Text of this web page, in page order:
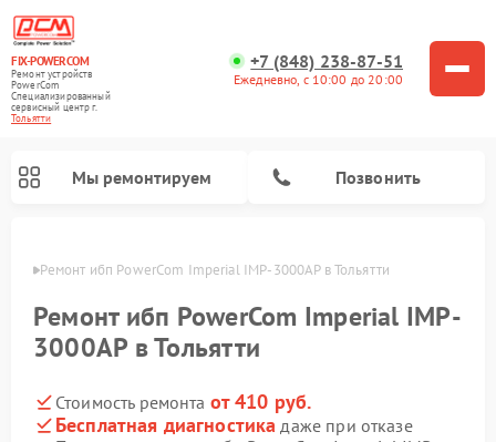
FIX-POWERCOM
Ремонт устройств
PowerCom
Специализированный
cервисный центр г.
Тольятти
+7 (848) 238-87-51
Ежедневно, с 10:00 до 20:00
Мы ремонтируем Позвонить
Ремонт ибп PowerCom Imperial IMP-3000AP в Тольятти
Ремонт ибп PowerCom Imperial IMP-
3000AP в Тольятти
Стоимость ремонта от 410 руб.
Бесплатная диагностика даже при отказе